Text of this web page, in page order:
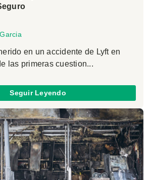
en un accidente de Lyft en
las primeras cuestion...
Seguir Leyendo